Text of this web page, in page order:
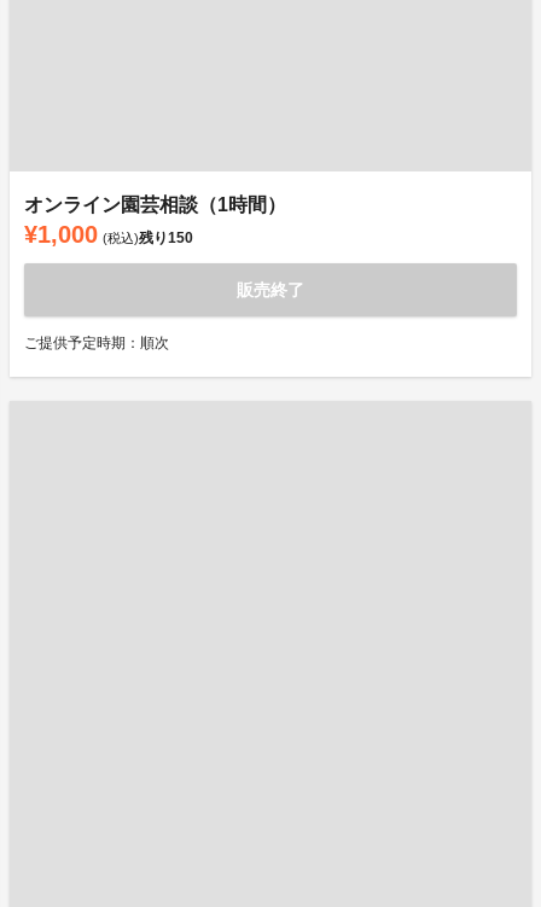
オンライン園芸相談（1時間）
¥1,000 (税込)残り150
販売終了
ご提供予定時期：順次